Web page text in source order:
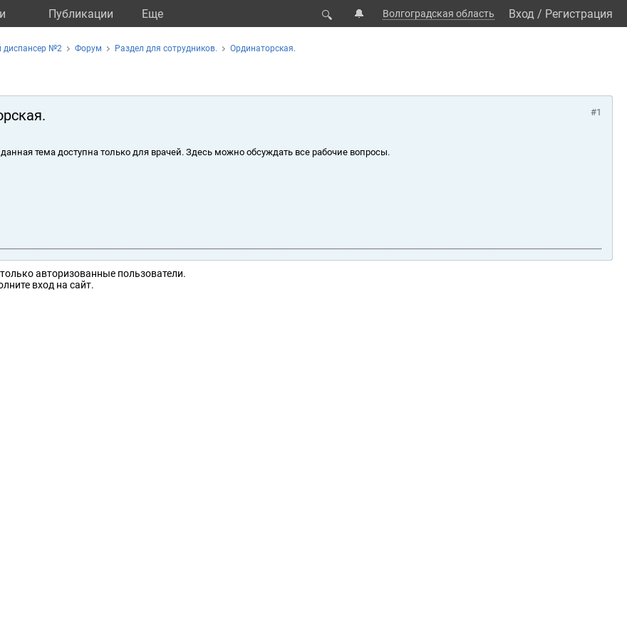
Публикации Eще 🔍 🔔 Волгоградская область Вход / Регистрация
диспансер №2 Форум Раздел для сотрудников. Ординаторская.
#1
данная тема доступна только для врачей. Здесь можно обсуждать все рабочие вопросы.
авторизованные пользователи.
вход на сайт.